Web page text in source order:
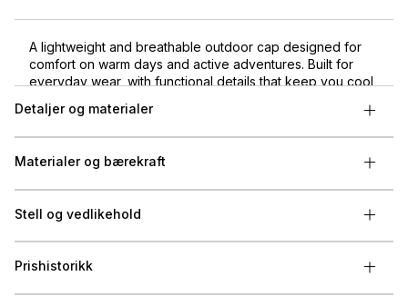
A lightweight and breathable outdoor cap designed for
comfort on warm days and active adventures. Built for
everyday wear, with functional details that keep you cool
Detaljer og materialer
Materialer og bærekraft
Stell og vedlikehold
Prishistorikk